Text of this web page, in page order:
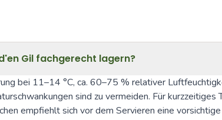
Gil fachgerecht lagern?
bei 11–14 °C, ca. 60–75 % relativer
sind zu vermeiden. Für
empfiehlt sich vor dem Servieren eine